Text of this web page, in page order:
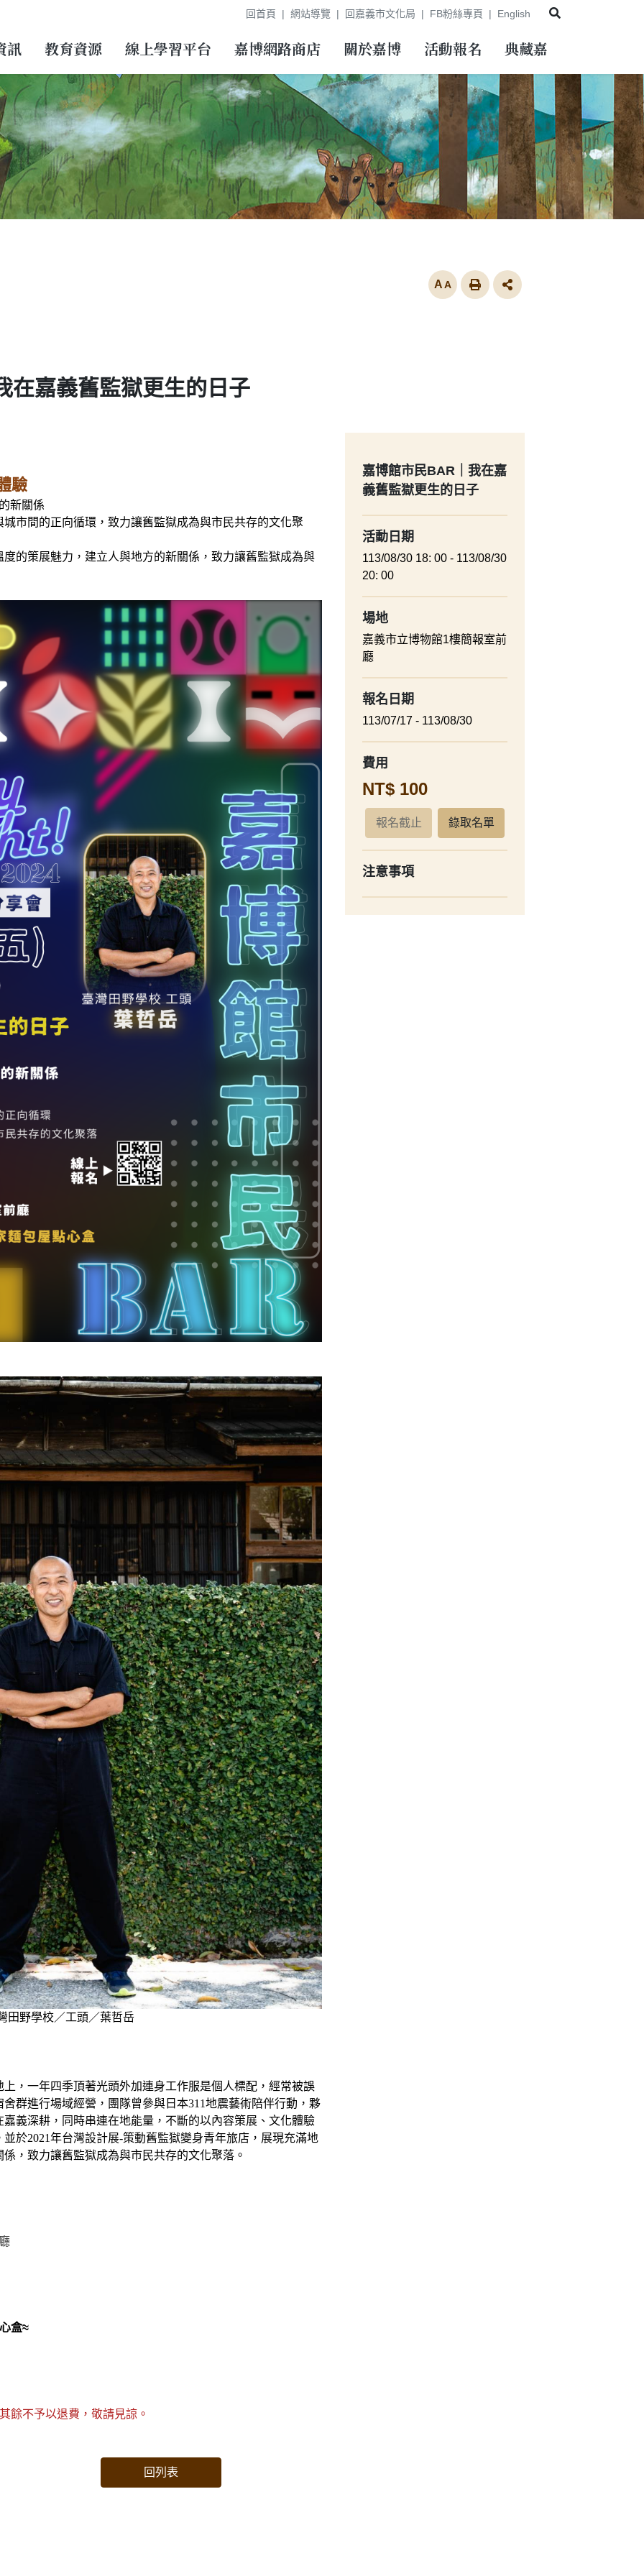
回首頁 網站導覽 回嘉義市文化局 FB粉絲專頁 English
訊 教育資源 線上學習平台 嘉博網路商店 關於嘉博 活動報名 典藏嘉
放大
在嘉義舊監獄更生的日子
驗
新關係
市間的正向循環，致力讓舊監獄成為與市民共存的文化聚
的策展魅力，建立人與地方的新關係，致力讓舊監獄成為與
田野學校／工頭／葉哲岳
，一年四季頂著光頭外加連身工作服是個人標配，經常被誤
群進行場域經營，團隊曾參與日本311地震藝術陪伴行動，夥
義深耕，同時串連在地能量，不斷的以內容策展、文化體驗
於2021年台灣設計展-策動舊監獄變身青年旅店，展現充滿地
，致力讓舊監獄成為與市民共存的文化聚落。
盒≈
餘不予以退費，敬請見諒。
嘉博館市民BAR｜我在嘉
義舊監獄更生的日子
活動日期
113/08/30 18: 00 - 113/08/30
20: 00
場地
嘉義市立博物館1樓簡報室前
廳
報名日期
113/07/17 - 113/08/30
費用
NT$ 100
報名截止 錄取名單
注意事項
回列表